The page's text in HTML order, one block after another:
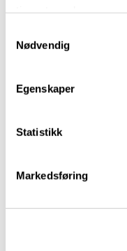
Nødvendig
Egenskaper
Statistikk
Markedsføring
Yngre med